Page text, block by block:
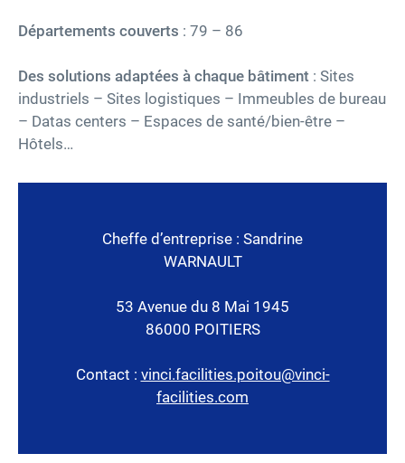
Départements couverts : 79 – 86
Des solutions adaptées à chaque bâtiment : Sites
industriels – Sites logistiques – Immeubles de bureau
– Datas centers – Espaces de santé/bien-être –
Hôtels…
Cheffe d’entreprise : Sandrine
WARNAULT
53 Avenue du 8 Mai 1945
86000 POITIERS
Contact : vinci.facilities.poitou@vinci-
facilities.com